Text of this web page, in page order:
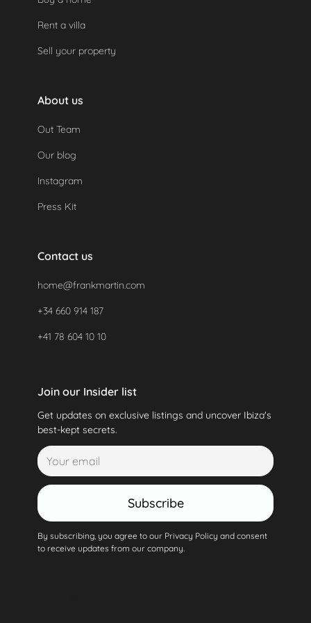
Rent a villa
Sell your property
About us
Out Team
Our blog
Instagram
Press Kit
Contact us
home@frankmartin.com
+34 660 914 187
+41 78 604 10 10
Join our Insider list
Get updates on exclusive listings and uncover Ibiza's
best-kept secrets.
Subscribe
By subscribing, you agree to our Privacy Policy and consent
to receive updates from our company.